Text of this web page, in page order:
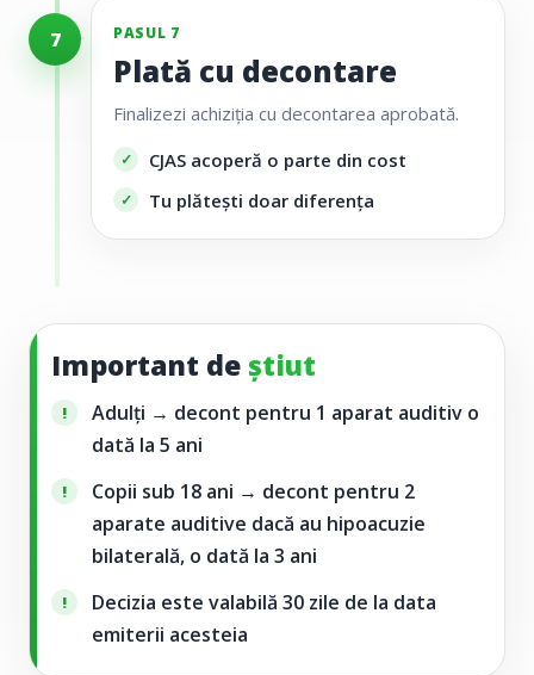
7 PASUL 7
Plată cu decontare
Finalizezi achiziția cu decontarea aprobată.
CJAS acoperă o parte din cost
Tu plătești doar diferența
Important de știut
Adulți → decont pentru 1 aparat auditiv o
dată la 5 ani
Copii sub 18 ani → decont pentru 2
aparate auditive dacă au hipoacuzie
bilaterală, o dată la 3 ani
Decizia este valabilă 30 zile de la data
emiterii acesteia